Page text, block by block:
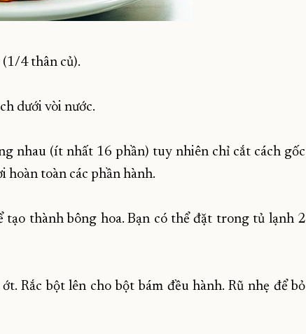
(1/4 thân củ).
dưới vòi nước.
nhau (ít nhất 16 phần) tuy nhiên chỉ cắt cách gốc
toàn các phần hành.
tạo thành bông hoa. Bạn có thể đặt trong tủ lạnh 2
Rắc bột lên cho bột bám đều hành. Rũ nhẹ để bỏ